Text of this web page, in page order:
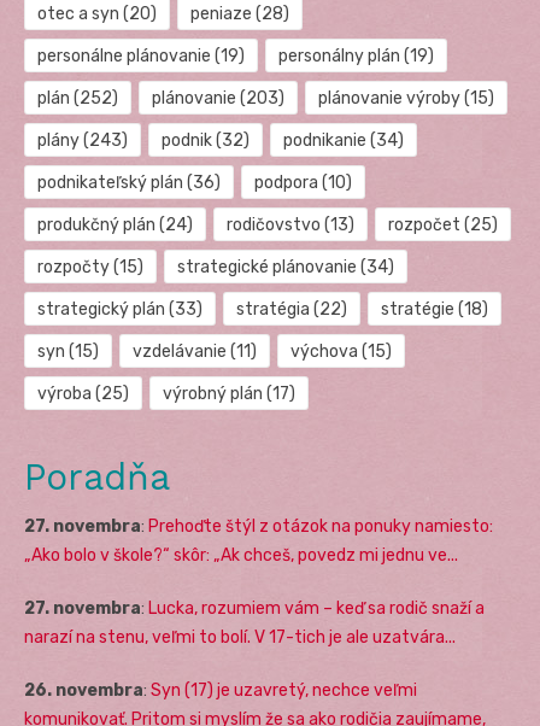
otec a syn (20) peniaze (28)
personálne plánovanie (19) personálny plán (19)
plán (252) plánovanie (203) plánovanie výroby(15)
plány(243) podnik(32) podnikanie (34)
podnikateľský plán (36) podpora (10)
produkčný plán (24) rodičovstvo (13) rozpočet (25)
rozpočty(15) strategické plánovanie (34)
strategický plán (33) stratégia (22) stratégie (18)
syn (15) vzdelávanie (11) výchova (15)
výroba (25) výrobný plán (17)
Poradňa
27. novembra: Prehoďte štýl z otázok na ponuky namiesto:
„Ako bolo v škole?“ skôr: „Ak chceš, povedz mi jednu ve...
27. novembra: Lucka, rozumiem vám – keď sa rodič snaží a
narazí na stenu, veľmi to bolí. V 17-tich je ale uzatvára...
26. novembra: Syn (17) je uzavretý, nechce veľmi
komunikovať. Pritom si myslím že sa ako rodičia zaujímame,